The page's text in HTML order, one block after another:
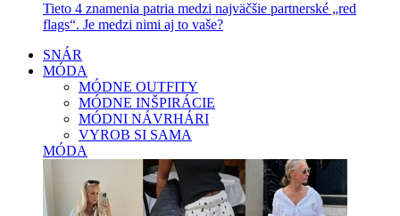
Tieto 4 znamenia patria medzi najväčšie partnerské „red
flags“. Je medzi nimi aj to vaše?
SNÁR
MÓDA
MÓDNE OUTFITY
MÓDNE INŠPIRÁCIE
MÓDNI NÁVRHÁRI
VYROB SI SAMA
MÓDA